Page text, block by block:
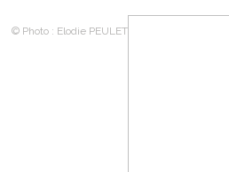
© Photo : Elodie PEULET